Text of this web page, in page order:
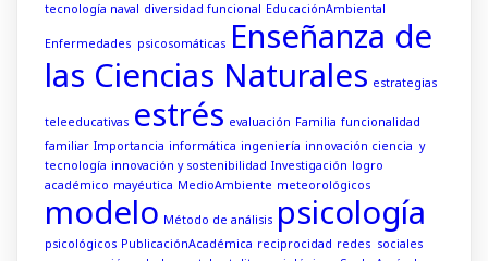
tecnología naval diversidad funcional EducaciónAmbiental
Enfermedades psicosomáticas Enseñanza de
las Ciencias Naturales estrategias
teleeducativas estrés evaluación Familia funcionalidad
familiar Importancia informática ingeniería innovación ciencia y
tecnología innovación y sostenibilidad Investigación logro
académico mayéutica MedioAmbiente meteorológicos
modelo Método de análisis psicología
psicológicos PublicaciónAcadémica reciprocidad redes sociales